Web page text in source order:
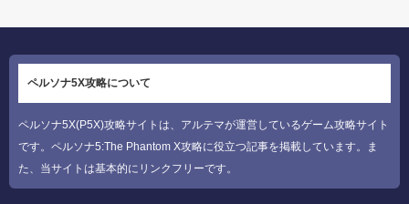
ペルソナ5X攻略について
ペルソナ5X(P5X)攻略サイトは、アルテマが運営しているゲーム攻略サイト
です。ペルソナ5:The Phantom X攻略に役立つ記事を掲載しています。ま
た、当サイトは基本的にリンクフリーです。